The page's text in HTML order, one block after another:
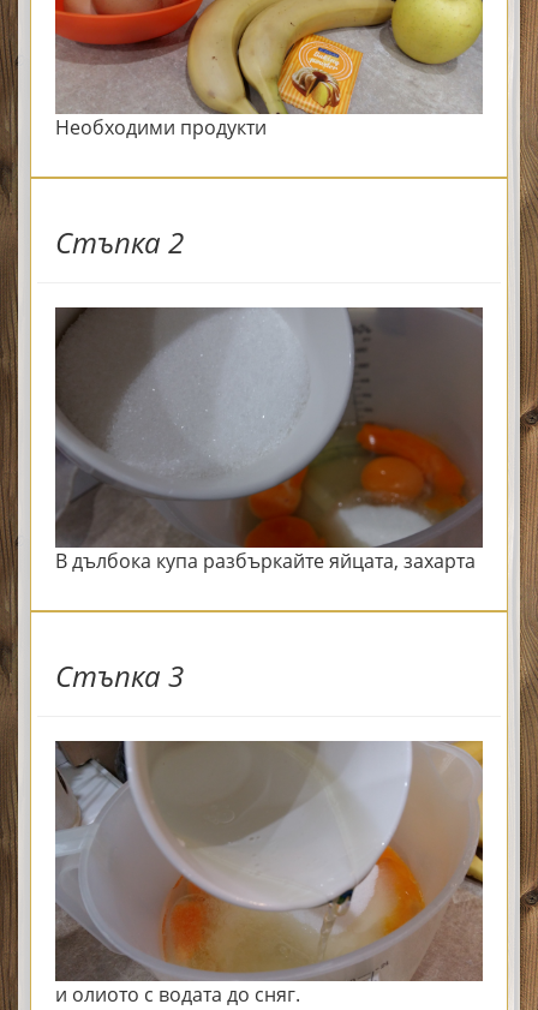
Необходими продукти
Стъпка 2
В дълбока купа разбъркайте яйцата, захарта
Стъпка 3
и олиото с водата до сняг.